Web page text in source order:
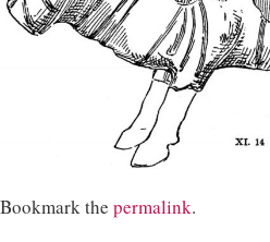
Bookmark the permalink.